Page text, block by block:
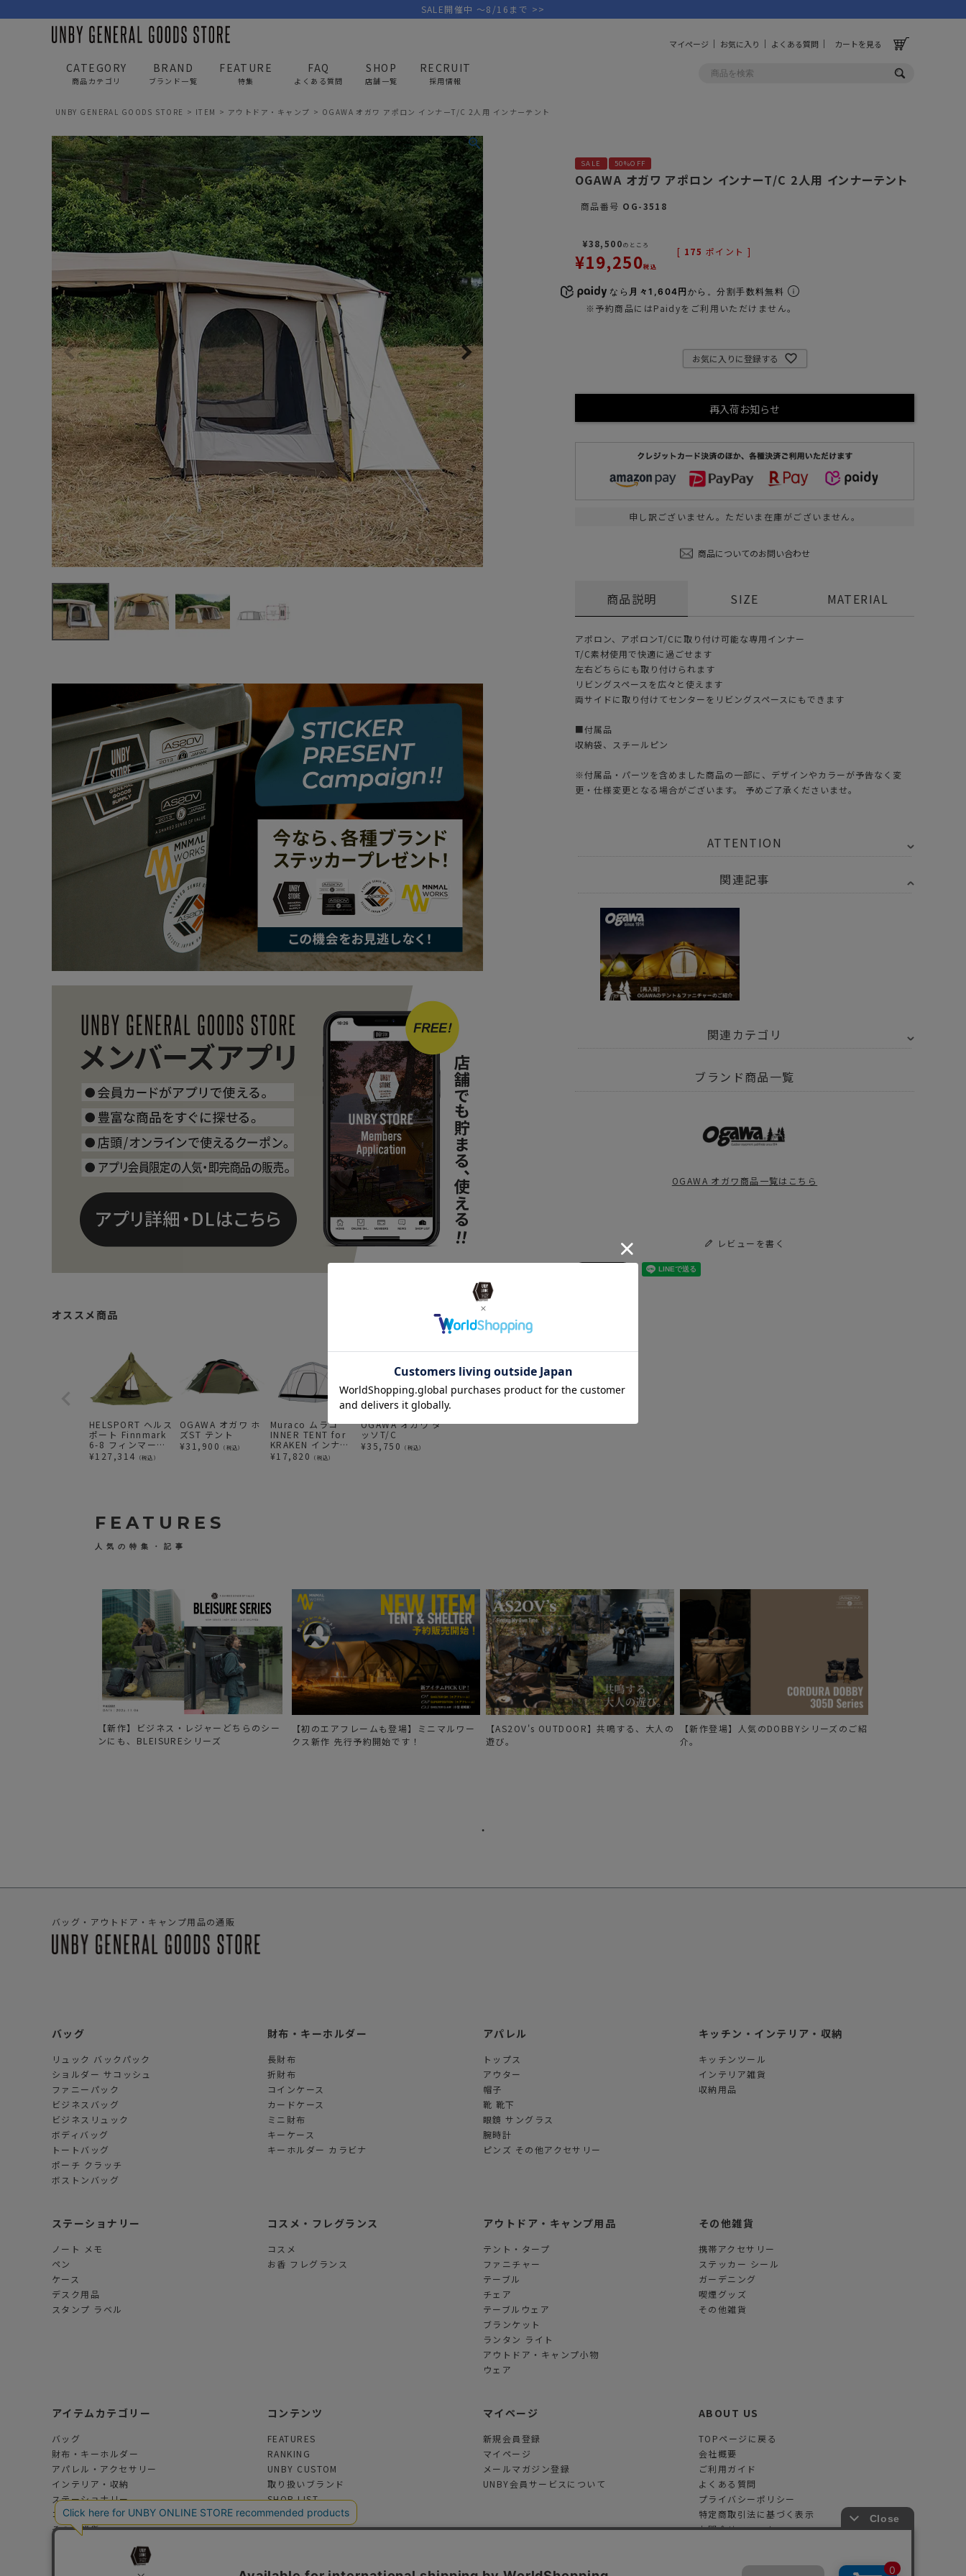
CATEGORY
商品カテゴリ
BAG
バッグ
リュック/バックパック
ショルダー/サコッシュ
トートバッグ/ボストン
ポーチ・クラッチ
APPAREL
アパレル
トップス
アウター
パンツ
キャップ/帽子
シューズ/靴下
サングラス/メガネ
時計
その他
OUTDOOR
アウトドア
テント/タープ
ファニチャー
ランタン/ライト
寝具
キッチン
焚き火/ストーブ
フィールドギア
クーラーボックス
コンテナ/収納
ステッカー
その他
GOLF
ゴルフ
キャディバッグ
クラブケース
ウェア/アパレル
その他グッズ
インテリア
収納
コスメ/フレグランス
ステッカー
その他/ホビー
BRAND
ブランド一覧
PICK UP BRAND
AS2OV AS2OV GOLF MINIMAL WORKS CABINZERO
その他の取扱ブランド一覧はこちら
FEATURE
特集
FAQ
よくある質問
SHOP
店舗一覧
RECRUIT
採用情報
マイページ お気に入り よくある質問 カートを見る
SALE開催中 ～8/16まで >>
UNBY GENERAL GOODS STORE ITEM アウトドア・キャンプ OGAWA オガワ アポロン インナーT/C 2人用 インナーテント
オススメ商品
HELSPORT ヘルス
ポート Finnmark
6-8 フィンマーク
テント 6-8人用
¥127,314 （税込）
OGAWA オガワ ホ
ズST テント
¥31,900 （税込）
Muraco ムラコ
INNER TENT for
KRAKEN インナー
テント
¥17,820 （税込）
OGAWA オガワ タ
ッソT/C
¥35,750 （税込）
HELSPORT ヘルス OGAWA オガワ ア
MINIMAL WORKS
SALE 50%OFF
OGAWA オガワ アポロン インナーT/C 2人用 インナーテント
商品番号 OG-3518
¥38,500のところ
¥19,250税込
[ 175 ポイント ]
なら 月々1,604円 から。分割手数料無料
※予約商品にはPaidyをご利用いただけません。
お気に入りに登録する
再入荷お知らせ
申し訳ございません。ただいま在庫がございません。
商品についてのお問い合わせ
商品説明
アポロン、アポロンT/Cに取り付け可能な専用インナー
T/C素材使用で快適に過ごせます
左右どちらにも取り付けられます
リビングスペースを広々と使えます
両サイドに取り付けてセンターをリビングスペースにもできます
■付属品
収納袋、スチールピン
※付属品・パーツを含めました商品の一部に、デザインやカラーが予告なく変
更・仕様変更となる場合がございます。 予めご了承くださいませ。
SIZE MATERIAL
ATTENTION
関連記事
関連カテゴリ
アウトドア・キャンプ用品 テント・タープ
【テント編】UNBYセールからスタッフが見つけた掘り出し物！
BLACK FRIDAY キャンプギア
ブランド商品一覧
OGAWA オガワ商品一覧はこちら
レビューを書く
FEATURES
人気の特集・記事
【新作】ビジネス・レジャーどちらのシー
ンにも、BLEISUREシリーズ
【初のエアフレームも登場】ミニマルワー
クス新作 先行予約開始です！
【AS2OV's OUTDOOR】共鳴する、大人の
遊び。
【新作登場】人気のDOBBYシリーズのご紹
介。
バッグ・アウトドア・キャンプ用品の通販
バッグ
リュック バックパック
ショルダー サコッシュ
ファニーパック
ビジネスバッグ
ビジネスリュック
ボディバッグ
トートバッグ
ポーチ クラッチ
ボストンバッグ
財布・キーホルダー
長財布
折財布
コインケース
カードケース
ミニ財布
キーケース
キーホルダー カラビナ
アパレル
トップス
アウター
帽子
靴 靴下
眼鏡 サングラス
腕時計
ピンズ その他アクセサリー
キッチン・インテリア・収納
キッチンツール
インテリア雑貨
収納用品
ステーショナリー
ノート メモ
ペン
ケース
デスク用品
スタンプ ラベル
コスメ・フレグランス
コスメ
お香 フレグランス
アウトドア・キャンプ用品
テント・タープ
ファニチャー
テーブル
チェア
テーブルウェア
ブランケット
ランタン ライト
アウトドア・キャンプ小物
ウェア
その他雑貨
携帯アクセサリー
ステッカー シール
ガーデニング
喫煙グッズ
その他雑貨
アイテムカテゴリー
バッグ
財布・キーホルダー
アパレル・アクセサリー
インテリア・収納
ステーショナリー
コスメ・フレグランス
その他雑貨
コンテンツ
FEATURES
RANKING
UNBY CUSTOM
取り扱いブランド
SHOP LIST
マイページ
新規会員登録
マイページ
メールマガジン登録
UNBY会員サービスについて
ABOUT US
TOPページに戻る
会社概要
ご利用ガイド
よくある質問
プライバシーポリシー
特定商取引法に基づく表示
お問合せフォーム